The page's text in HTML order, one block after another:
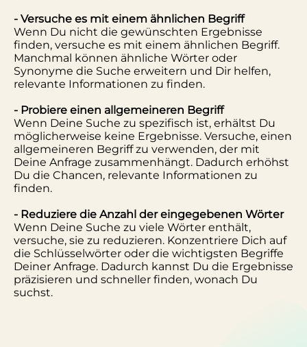
- Versuche es mit einem ähnlichen Begriff
Wenn Du nicht die gewünschten Ergebnisse
finden, versuche es mit einem ähnlichen Begriff.
Manchmal können ähnliche Wörter oder
Synonyme die Suche erweitern und Dir helfen,
relevante Informationen zu finden.
- Probiere einen allgemeineren Begriff
Wenn Deine Suche zu spezifisch ist, erhältst Du
möglicherweise keine Ergebnisse. Versuche, einen
allgemeineren Begriff zu verwenden, der mit
Deine Anfrage zusammenhängt. Dadurch erhöhst
Du die Chancen, relevante Informationen zu
finden.
- Reduziere die Anzahl der eingegebenen Wörter
Wenn Deine Suche zu viele Wörter enthält,
versuche, sie zu reduzieren. Konzentriere Dich auf
die Schlüsselwörter oder die wichtigsten Begriffe
Deiner Anfrage. Dadurch kannst Du die Ergebnisse
präzisieren und schneller finden, wonach Du
suchst.